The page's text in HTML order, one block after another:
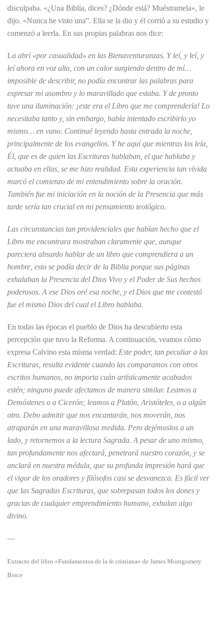
disculpaba. «¿Una Biblia, dices? ¿Dónde está? Muéstramela», le
dijo. «Nunca he visto una”. Ella se la dio y él corrió a su estudio y
comenzó a leerla. En sus propias palabras nos dice:
La abrí «por casualidad» en las Bienaventuranzas. Y leí, y leí, y
leí ahora en voz alta, con un calor surgiendo dentro de mí…
imposible de describir, no podía encontrar las palabras para
expresar mi asombro y lo maravillado que estaba. Y de pronto
tuve una iluminación: ¡este era el Libro que me comprendería! Lo
necesitaba tanto y, sin embargo, había intentado escribirlo yo
mismo… en vano. Continué leyendo hasta entrada la noche,
principalmente de los evangelios. Y he aquí que mientras los leía,
Él, que es de quien las Escrituras hablaban, el que hablaba y
actuaba en ellas, se me hizo realidad. Esta experiencia tan vívida
marcó el comienzo de mi entendimiento sobre la oración.
También fue mi iniciación en la noción de la Presencia que más
tarde sería tan crucial en mi pensamiento teológico.
Las circunstancias tan providenciales que habían hecho que el
Libro me encontrara mostraban claramente que, aunque
pareciera absurdo hablar de un libro que comprendiera a un
hombre, esto se podía decir de la Biblia porque sus páginas
exhalaban la Presencia del Dios Vivo y el Poder de Sus hechos
poderosos. A ese Dios oré esa noche, y el Dios que me contestó
fue el mismo Dios del cual el Libro hablaba.
En todas las épocas el pueblo de Dios ha descubierto esta
percepción que tuvo la Reforma. A continuación, veamos cómo
expresa Calvino esta misma verdad: Este poder, tan peculiar a las
Escrituras, resulta evidente cuando las comparamos con otros
escritos humanos, no importa cuán artísticamente acabados
estén; ninguno puede afectamos de manera similar. Leamos a
Demóstenes o a Cicerón; leamos a Platón, Aristóteles, o a algún
otro. Debo admitir que nos encantarán, nos moverán, nos
atraparán en una maravillosa medida. Pero dejémoslos a un
lado, y retornemos a la lectura Sagrada. A pesar de uno mismo,
tan profundamente nos afectará, penetrará nuestro corazón, y se
anclará en nuestra médula, que su profunda impresión hará que
el vigor de los oradores y filósofos casi se desvanezca. Es fácil ver
que las Sagradas Escrituras, que sobrepasan todos los dones y
gracias de cualquier emprendimiento humano, exhalan algo
divino.
—
Extracto del libro «Fundamentos de la fe cristiana» de James Montgomery
Boice